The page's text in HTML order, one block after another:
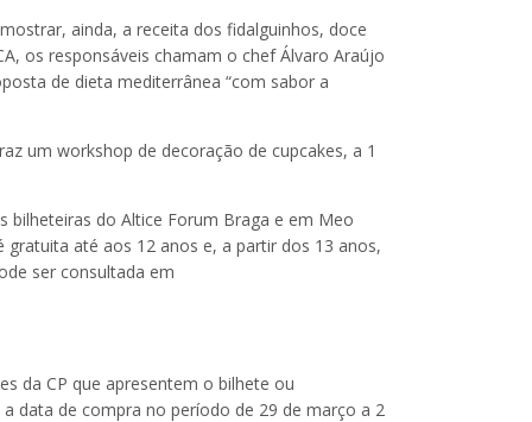
ainda, a receita dos fidalguinhos, doce
os responsáveis chamam o chef Álvaro Araújo
de dieta mediterrânea “com sabor a
um workshop de decoração de cupcakes, a 1
bilheteiras do Altice Forum Braga e em Meo
gratuita até aos 12 anos e, a partir dos 13 anos,
ser consultada em
da CP que apresentem o bilhete ou
data de compra no período de 29 de março a 2